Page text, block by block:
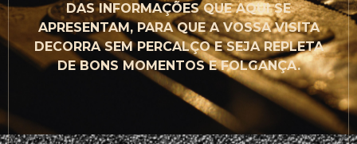
DAS INFORMAÇÕES QUE AQUI SE
APRESENTAM, PARA QUE A VOSSA VISITA
DECORRA SEM PERCALÇO E SEJA REPLETA
DE BONS MOMENTOS E FOLGANÇA.